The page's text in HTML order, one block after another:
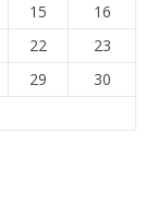
15
16
22
23
29
30